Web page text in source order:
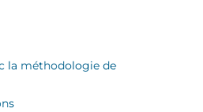
la méthodologie de